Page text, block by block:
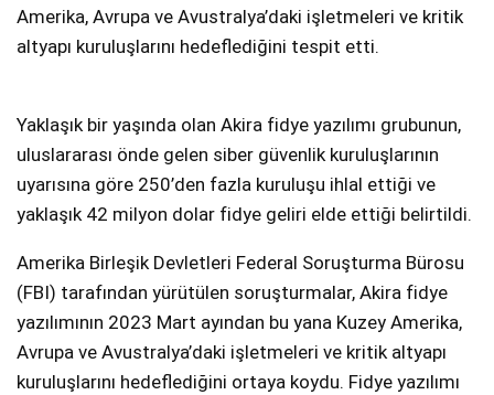
Amerika, Avrupa ve Avustralya’daki işletmeleri ve kritik
altyapı kuruluşlarını hedeflediğini tespit etti.
Yaklaşık bir yaşında olan Akira fidye yazılımı grubunun,
uluslararası önde gelen siber güvenlik kuruluşlarının
uyarısına göre 250’den fazla kuruluşu ihlal ettiği ve
yaklaşık 42 milyon dolar fidye geliri elde ettiği belirtildi.
Amerika Birleşik Devletleri Federal Soruşturma Bürosu
(FBI) tarafından yürütülen soruşturmalar, Akira fidye
yazılımının 2023 Mart ayından bu yana Kuzey Amerika,
Avrupa ve Avustralya’daki işletmeleri ve kritik altyapı
kuruluşlarını hedeflediğini ortaya koydu. Fidye yazılımı